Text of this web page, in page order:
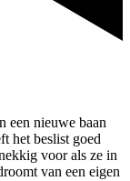
een nieuwe baan
het beslist goed
voor als ze in
van een eigen